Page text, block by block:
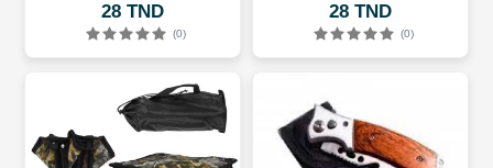
28 TND
(0)
28 TND
(0)